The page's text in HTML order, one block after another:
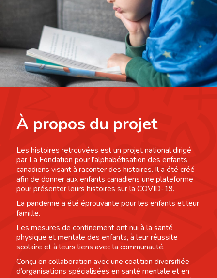
À propos du projet
Les histoires retrouvées est un projet national dirigé
par La Fondation pour l’alphabétisation des enfants
canadiens visant à raconter des histoires. Il a été créé
afin de donner aux enfants canadiens une plateforme
pour présenter leurs histoires sur la COVID-19.
La pandémie a été éprouvante pour les enfants et leur
famille.
Les mesures de confinement ont nui à la santé
physique et mentale des enfants, à leur réussite
scolaire et à leurs liens avec la communauté.
Conçu en collaboration avec une coalition diversifiée
d’organisations spécialisées en santé mentale et en